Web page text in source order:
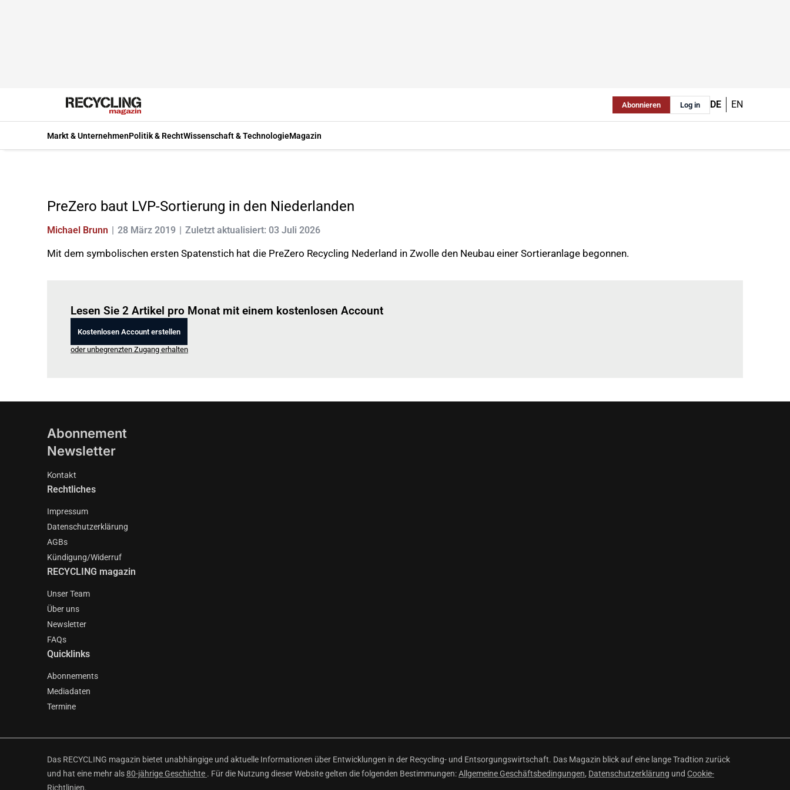
Abonnieren Log in DE EN
Markt & UnternehmenPolitik & RechtWissenschaft & TechnologieMagazin
PreZero baut LVP-Sortierung in den Niederlanden
Michael Brunn 28 März 2019 Zuletzt aktualisiert: 03 Juli 2026
Mit dem symbolischen ersten Spatenstich hat die PreZero Recycling Nederland in Zwolle den Neubau einer Sortieranlage begonnen.
Lesen Sie 2 Artikel pro Monat mit einem kostenlosen Account
Kostenlosen Account erstellen
oder unbegrenzten Zugang erhalten
Abonnement
Newsletter
Kontakt
Rechtliches
Impressum
Datenschutzerklärung
AGBs
Kündigung/Widerruf
RECYCLING magazin
Unser Team
Über uns
Newsletter
FAQs
Quicklinks
Abonnements
Mediadaten
Termine
Das RECYCLING magazin bietet unabhängige und aktuelle Informationen über Entwicklungen in der Recycling- und Entsorgungswirtschaft. Das Magazin blick auf eine lange Tradtion zurück
und hat eine mehr als80-jährige Geschichte . Für die Nutzung dieser Website gelten die folgenden Bestimmungen:Allgemeine Geschäftsbedingungen, Datenschutzerklärung und Cookie-
Richtlinien.